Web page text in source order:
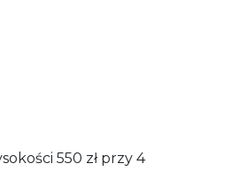
550 zł przy 4